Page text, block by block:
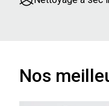
Nos